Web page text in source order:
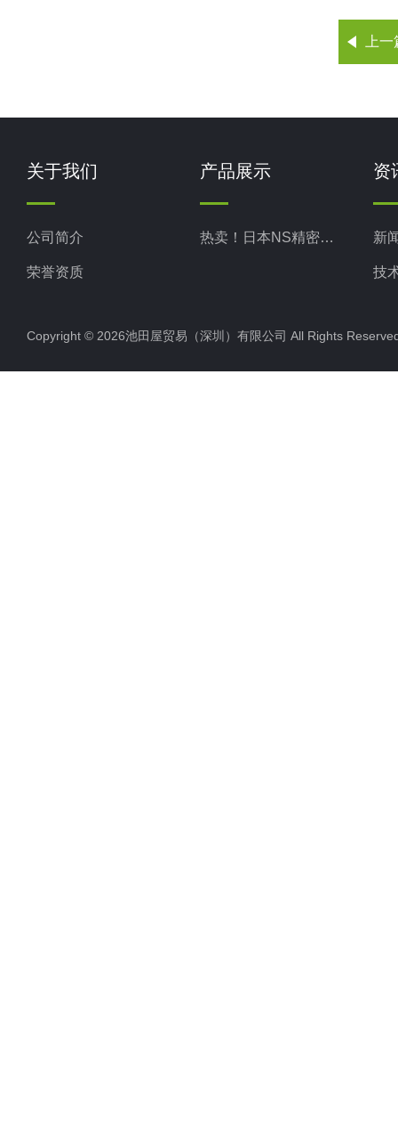
上
关于我们
公司简介
荣誉资质
产品展示
热卖！日本NS精密科学
资
新
技
Copyright © 2026池田屋贸易（深圳）有限公司 All Rights